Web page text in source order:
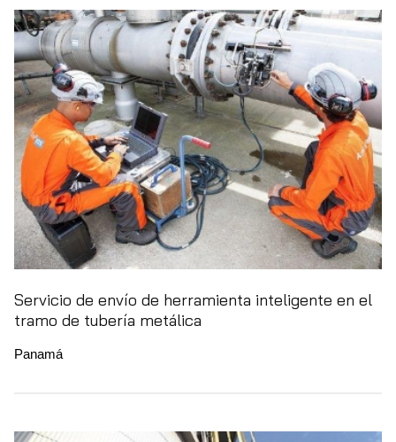
Servicio de envío de herramienta inteligente en el
tramo de tubería metálica
Panamá